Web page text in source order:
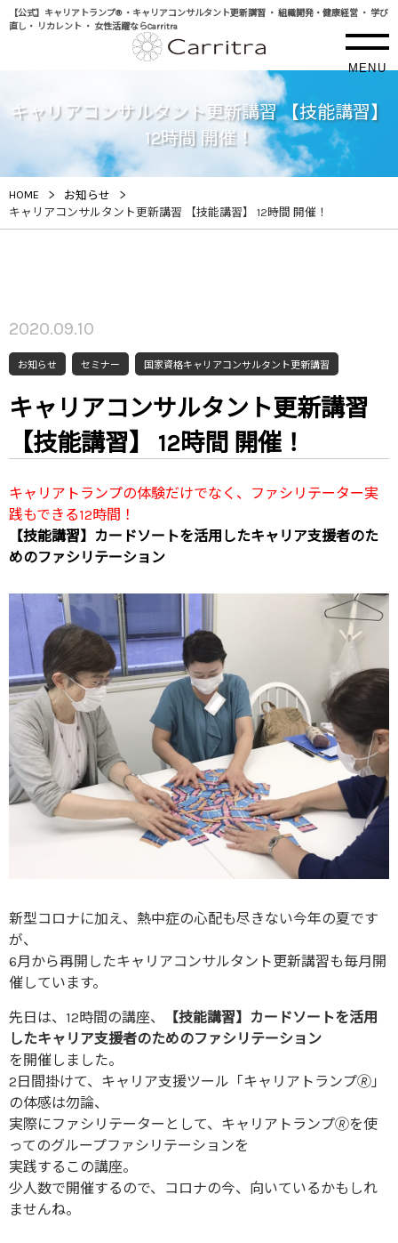
【公式】キャリアトランプ® ・キャリアコンサルタント更新講習 ・ 組織開発・健康経営 ・ 学び
直し・ リカレント ・ 女性活躍ならCarritra
MENU
キャリアコンサルタント更新講習 【技能講習】
12時間 開催！
HOME > お知らせ >
キャリアコンサルタント更新講習 【技能講習】 12時間 開催！
2020.09.10
お知らせ セミナー 国家資格キャリアコンサルタント更新講習
キャリアコンサルタント更新講習
【技能講習】 12時間 開催！
キャリアトランプの体験だけでなく、ファシリテーター実
践もできる12時間！
【技能講習】カードソートを活用したキャリア支援者のた
めのファシリテーション
新型コロナに加え、熱中症の心配も尽きない今年の夏です
が、
6月から再開したキャリアコンサルタント更新講習も毎月開
催しています。
先日は、12時間の講座、
【技能講習】カードソートを活用
したキャリア支援者のためのファシリテーション
を開催しました。
2日間掛けて、キャリア支援ツール「キャリアトランプ🄬」
の体感は勿論、
実際にファシリテーターとして、キャリアトランプ🄬を使
ってのグループファシリテーションを
実践するこの講座。
少人数で開催するので、コロナの今、向いているかもしれ
ませんね。